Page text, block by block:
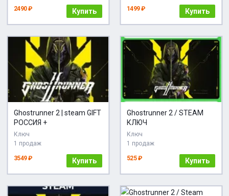
2490 ₽ Купить 1499 ₽ Купить
Ghostrunner 2 | steam GIFT
РОССИЯ +
Ключ
1 продаж
3549 ₽ Купить
Ghostrunner 2 / STEAM
КЛЮЧ
Ключ
1 продаж
525 ₽ Купить